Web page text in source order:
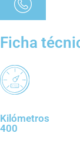
Ficha
Kilómetros
400